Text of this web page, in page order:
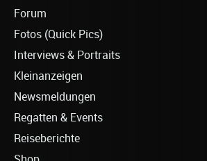
Forum
Fotos (Quick Pics)
Interviews & Portraits
Kleinanzeigen
Newsmeldungen
Regatten & Events
Reiseberichte